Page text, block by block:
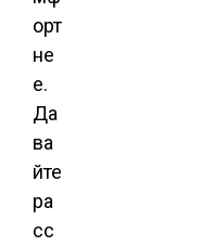
орт
не
е.
Да
ва
йте
ра
сс